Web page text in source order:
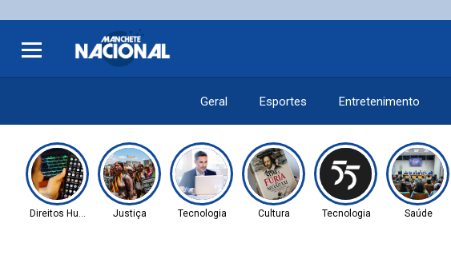
Geral Esportes Entretenimento
Direitos Humanos Justiça Tecnologia Cultura Tecnologia Saúde